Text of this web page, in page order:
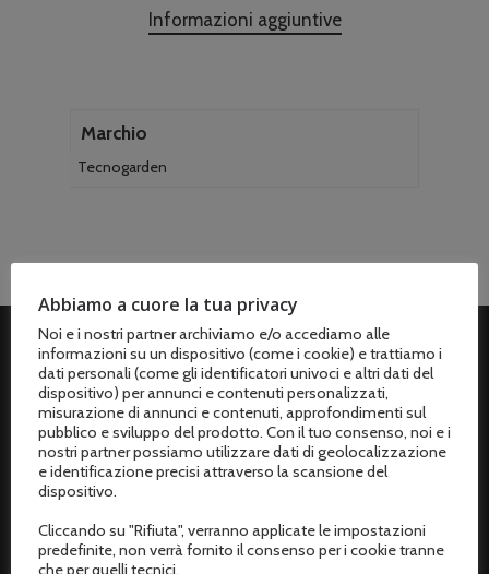
Informazioni aggiuntive
Marchio
Tecnogarden
ASSISTENZA CLIENTI
Spedizioni
Metodi di pagamento
Resi e rimborsi
Abbiamo a cuore la tua privacy
Noi e i nostri partner archiviamo e/o accediamo alle
informazioni su un dispositivo (come i cookie) e trattiamo i
dati personali (come gli identificatori univoci e altri dati del
dispositivo) per annunci e contenuti personalizzati,
misurazione di annunci e contenuti, approfondimenti sul
pubblico e sviluppo del prodotto. Con il tuo consenso, noi e i
nostri partner possiamo utilizzare dati di geolocalizzazione
e identificazione precisi attraverso la scansione del
dispositivo.
Cliccando su "Rifiuta", verranno applicate le impostazioni
predefinite, non verrà fornito il consenso per i cookie tranne
che per quelli tecnici.